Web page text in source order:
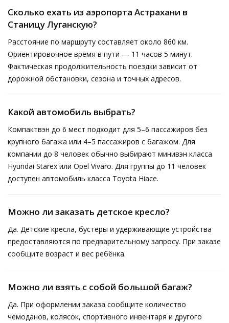
Сколько ехать из аэропорта Астрахани в
Станицу Луганскую?
Расстояние по маршруту составляет около 860 км.
Ориентировочное время в пути — 11 часов 5 минут.
Фактическая продолжительность поездки зависит от
дорожной обстановки, сезона и точных адресов.
Какой автомобиль выбрать?
Компактвэн до 6 мест подходит для 5–6 пассажиров без
крупного багажа или 4–5 пассажиров с багажом. Для
компании до 8 человек обычно выбирают минивэн класса
Hyundai Starex или Opel Vivaro. Для группы до 11 человек
доступен автомобиль класса Toyota Hiace.
Можно ли заказать детское кресло?
Да. Детские кресла, бустеры и удерживающие устройства
предоставляются по предварительному запросу. При заказе
сообщите возраст и вес ребёнка.
Можно ли взять с собой большой багаж?
Да. При оформлении заказа сообщите количество
чемоданов, колясок, спортивного инвентаря и другого